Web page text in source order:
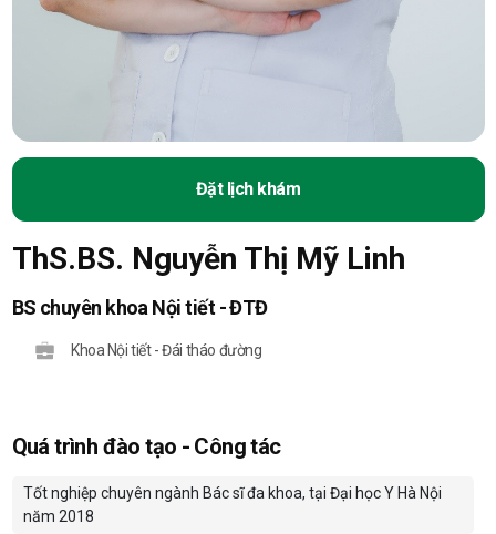
Đặt lịch khám
ThS.BS. Nguyễn Thị Mỹ Linh
BS chuyên khoa Nội tiết - ĐTĐ
Khoa Nội tiết - Đái tháo đường
Quá trình đào tạo - Công tác
Tốt nghiệp chuyên ngành Bác sĩ đa khoa, tại Đại học Y Hà Nội
năm 2018